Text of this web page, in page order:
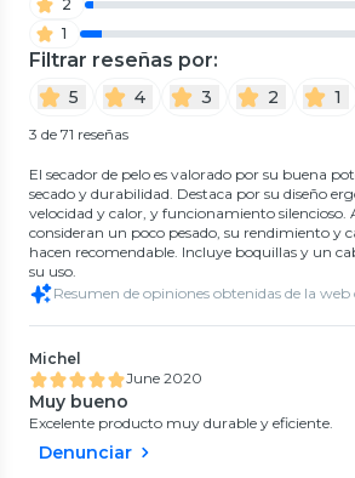
2
1
Filtrar reseñas por:
5 4 3 2 1
3 de 71 reseñas
El secador de pelo es valorado por su buena
secado y durabilidad. Destaca por su diseño
velocidad y calor, y funcionamiento silencioso.
consideran un poco pesado, su rendimiento y
hacen recomendable. Incluye boquillas y un
su uso.
Resumen de opiniones obtenidas de la web
Michel
June 2020
Muy bueno
Excelente producto muy durable y eficiente.
Denunciar